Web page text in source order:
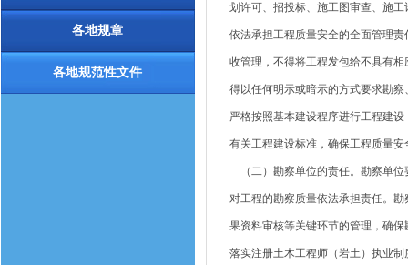
各地规章
各地规范性文件
划许可、招投标、施工图审查、施
依法承担工程质量安全的全面管理
收管理，不得将工程发包给不具有
得以任何明示或暗示的方式要求勘
严格按照基本建设程序进行工程建
有关工程建设标准，确保工程质量安
（二）勘察单位的责任。勘察单位
对工程的勘察质量依法承担责任。
果资料审核等关键环节的管理，确
落实注册土木工程师（岩土）执业